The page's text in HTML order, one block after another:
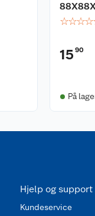
☆☆☆☆
15 90
På
Hjelp og support
Kundeservice